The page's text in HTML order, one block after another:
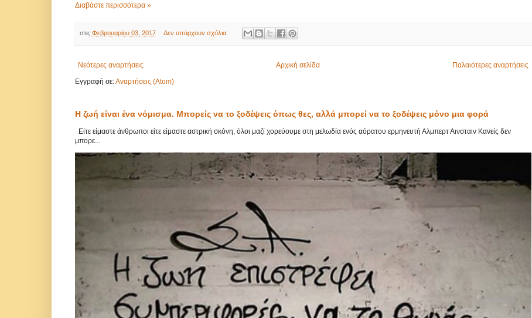
Διαβάστε περισσότερα »
στις Φεβρουαρίου 03, 2017 Δεν υπάρχουν σχόλια:
Νεότερες αναρτήσεις Παλαιότερες αναρτήσεις
Αρχική σελίδα
Εγγραφή σε:Αναρτήσεις (Atom)
Η ζωή είναι ένα νόμισμα. Μπορείς να το ξοδέψεις όπως θες, αλλά μπορεί να το ξοδέψεις μόνο μια φορά
Είτε είμαστε άνθρωποι είτε είμαστε αστρική σκόνη, όλοι μαζί χορεύουμε στη μελωδία ενός αόρατου ερμηνευτή Αλμπερτ Αινσταιν Κανείς δεν
μπορε...